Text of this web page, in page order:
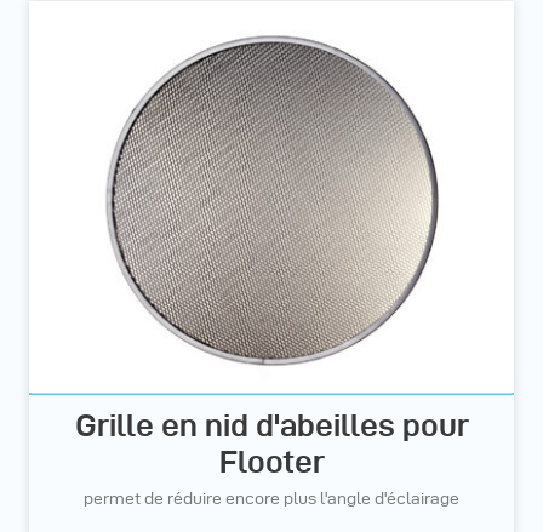
Grille en nid d'abeilles pour
Flooter
permet de réduire encore plus l'angle d'éclairage